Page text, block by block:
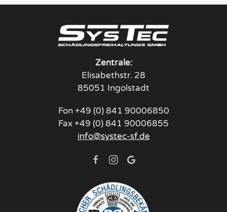
Zentrale:
Elisabethstr. 28
85051 Ingolstadt
Fon +49 (0) 841 90006850
Fax +49 (0) 841 90006855
info@systec-sf.de